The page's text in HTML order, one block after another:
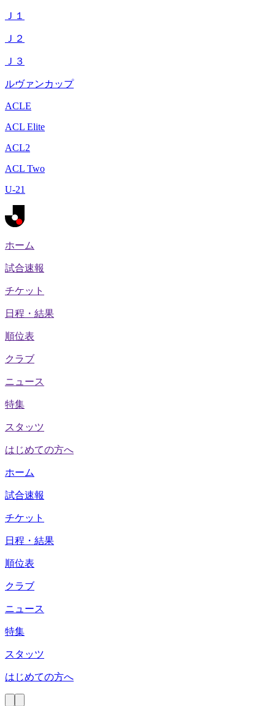
Ｊ１
Ｊ２
Ｊ３
ルヴァンカップ
ACLE
ACL Elite
ACL2
ACL Two
U-21
ホーム
試合速報
チケット
日程・結果
順位表
クラブ
ニュース
特集
スタッツ
はじめての方へ
ホーム
試合速報
チケット
日程・結果
順位表
クラブ
ニュース
特集
スタッツ
はじめての方へ